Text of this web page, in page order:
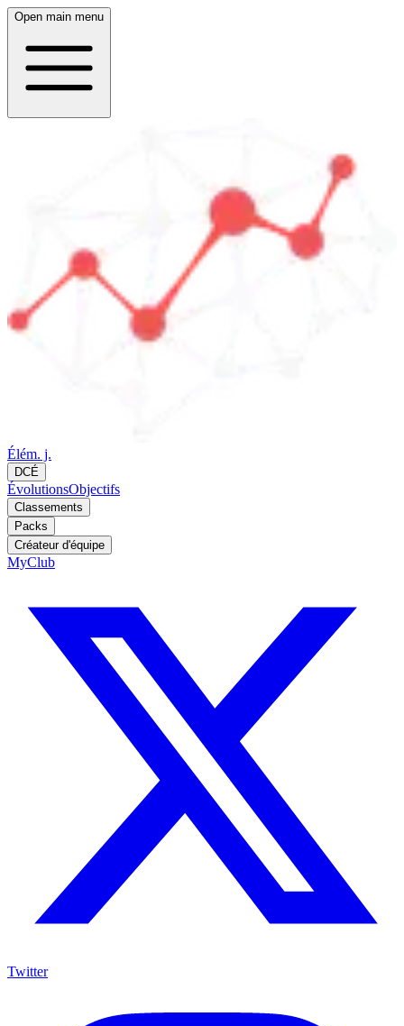
Open main menu
Élém. j.
DCÉ
ÉvolutionsObjectifs
Classements
Packs
Créateur d'équipe
MyClub
Twitter